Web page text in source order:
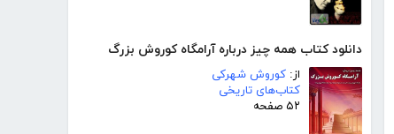
دانلود کتاب همه چیز درباره آرامگاه کوروش بزرگ
از: کوروش شهرکی
کتاب‌های تاریخی
۵۲ صفحه